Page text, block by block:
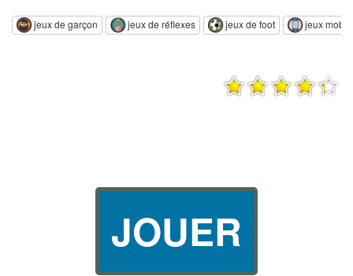
jeux de garçon jeux de réflexes jeux de foot jeux
JOUER